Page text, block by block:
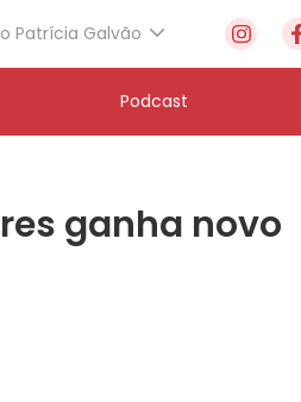
Patrícia Galvão
Podcast
ganha novo